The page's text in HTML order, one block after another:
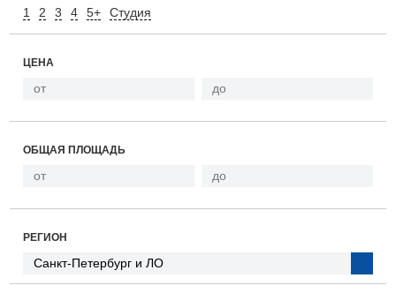
1 2 3 4 5+ Студия
ЦЕНА
ОБЩАЯ ПЛОЩАДЬ
РЕГИОН